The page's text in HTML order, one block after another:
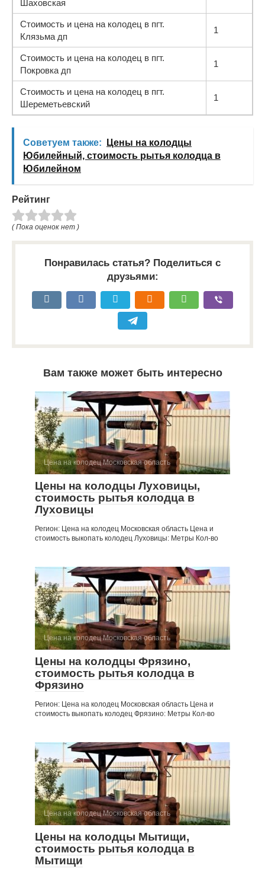
Шаховская
Стоимость и цена на колодец в пгт.
Клязьма дп
1
Стоимость и цена на колодец в пгт.
Покровка дп
1
Стоимость и цена на колодец в пгт.
Шереметьевский
1
Советуем также:
Цены на колодцы
Юбилейный, стоимость рытья колодца в
Юбилейном
Рейтинг
( Пока оценок нет )
Понравилась статья? Поделиться с
друзьями:
Вам также может быть интересно
Цена на колодец Московская область
Цены на колодцы Луховицы,
стоимость рытья колодца в
Луховицы
Регион: Цена на колодец Московская область Цена и
стоимость выкопать колодец Луховицы: Метры Кол-во
Цена на колодец Московская область
Цены на колодцы Фрязино,
стоимость рытья колодца в
Фрязино
Регион: Цена на колодец Московская область Цена и
стоимость выкопать колодец Фрязино: Метры Кол-во
Цена на колодец Московская область
Цены на колодцы Мытищи,
стоимость рытья колодца в
Мытищи